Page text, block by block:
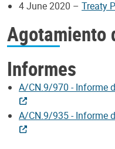
4 June 2020 – Treaty
Agotamiento
Informes
A/CN.9/970 - Informe
A/CN.9/935 - Informe